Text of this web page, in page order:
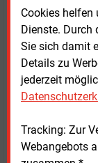
Cookies helfen
Dienste. Durch
Sie sich damit
Details zu
jederzeit
Tracking: Zur
Webangebots
Anwendung.
(Dena) habe
Instrument zur
darstellen.